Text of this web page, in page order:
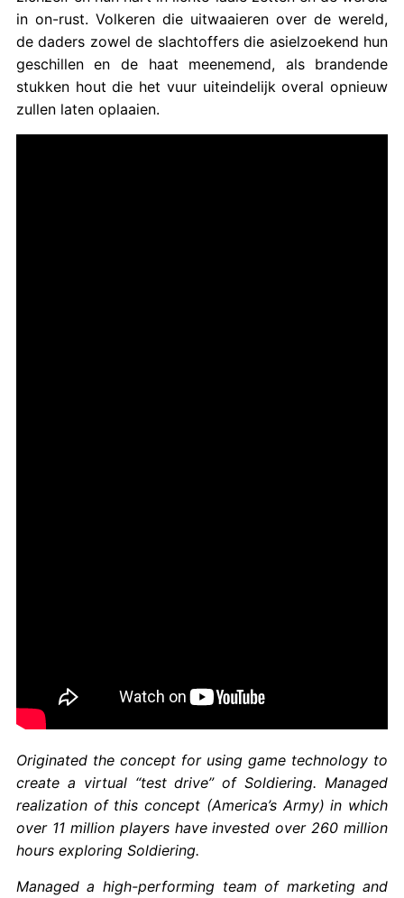
in on-rust. Volkeren die uitwaaieren over de wereld,
de daders zowel de slachtoffers die asielzoekend hun
geschillen en de haat meenemend, als brandende
stukken hout die het vuur uiteindelijk overal opnieuw
zullen laten oplaaien.
Originated the concept for using game technology to
create a virtual “test drive” of Soldiering. Managed
realization of this concept (America’s Army) in which
over 11 million players have invested over 260 million
hours exploring Soldiering.
Managed a high-performing team of marketing and